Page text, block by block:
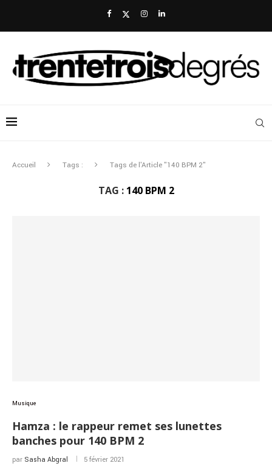
Accueil Tags : Tags de l'Article "140 BPM 2"
TAG : 140 BPM 2
Musique
Hamza : le rappeur remet ses lunettes
banches pour 140 BPM 2
par Sasha Abgral 5 février 2021